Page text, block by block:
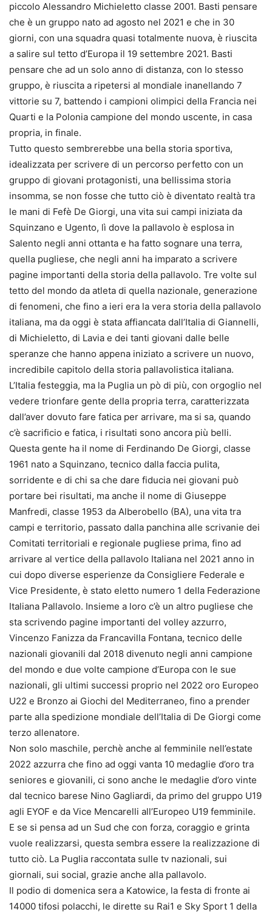
piccolo Alessandro Michieletto classe 2001. Basti pensare
che è un gruppo nato ad agosto nel 2021 e che in 30
giorni, con una squadra quasi totalmente nuova, è riuscita
a salire sul tetto d’Europa il 19 settembre 2021. Basti
pensare che ad un solo anno di distanza, con lo stesso
gruppo, è riuscita a ripetersi al mondiale inanellando 7
vittorie su 7, battendo i campioni olimpici della Francia nei
Quarti e la Polonia campione del mondo uscente, in casa
propria, in finale.
Tutto questo sembrerebbe una bella storia sportiva,
idealizzata per scrivere di un percorso perfetto con un
gruppo di giovani protagonisti, una bellissima storia
insomma, se non fosse che tutto ciò è diventato realtà tra
le mani di Fefè De Giorgi, una vita sui campi iniziata da
Squinzano e Ugento, lì dove la pallavolo è esplosa in
Salento negli anni ottanta e ha fatto sognare una terra,
quella pugliese, che negli anni ha imparato a scrivere
pagine importanti della storia della pallavolo. Tre volte sul
tetto del mondo da atleta di quella nazionale, generazione
di fenomeni, che fino a ieri era la vera storia della pallavolo
italiana, ma da oggi è stata affiancata dall’Italia di Giannelli,
di Michieletto, di Lavia e dei tanti giovani dalle belle
speranze che hanno appena iniziato a scrivere un nuovo,
incredibile capitolo della storia pallavolistica italiana.
L’Italia festeggia, ma la Puglia un pò di più, con orgoglio nel
vedere trionfare gente della propria terra, caratterizzata
dall’aver dovuto fare fatica per arrivare, ma si sa, quando
c’è sacrificio e fatica, i risultati sono ancora più belli.
Questa gente ha il nome di Ferdinando De Giorgi, classe
1961 nato a Squinzano, tecnico dalla faccia pulita,
sorridente e di chi sa che dare fiducia nei giovani può
portare bei risultati, ma anche il nome di Giuseppe
Manfredi, classe 1953 da Alberobello (BA), una vita tra
campi e territorio, passato dalla panchina alle scrivanie dei
Comitati territoriali e regionale pugliese prima, fino ad
arrivare al vertice della pallavolo Italiana nel 2021 anno in
cui dopo diverse esperienze da Consigliere Federale e
Vice Presidente, è stato eletto numero 1 della Federazione
Italiana Pallavolo. Insieme a loro c’è un altro pugliese che
sta scrivendo pagine importanti del volley azzurro,
Vincenzo Fanizza da Francavilla Fontana, tecnico delle
nazionali giovanili dal 2018 divenuto negli anni campione
del mondo e due volte campione d’Europa con le sue
nazionali, gli ultimi successi proprio nel 2022 oro Europeo
U22 e Bronzo ai Giochi del Mediterraneo, fino a prender
parte alla spedizione mondiale dell’Italia di De Giorgi come
terzo allenatore.
Non solo maschile, perchè anche al femminile nell’estate
2022 azzurra che fino ad oggi vanta 10 medaglie d’oro tra
seniores e giovanili, ci sono anche le medaglie d’oro vinte
dal tecnico barese Nino Gagliardi, da primo del gruppo U19
agli EYOF e da Vice Mencarelli all’Europeo U19 femminile.
E se si pensa ad un Sud che con forza, coraggio e grinta
vuole realizzarsi, questa sembra essere la realizzazione di
tutto ciò. La Puglia raccontata sulle tv nazionali, sui
giornali, sui social, grazie anche alla pallavolo.
Il podio di domenica sera a Katowice, la festa di fronte ai
14000 tifosi polacchi, le dirette su Rai1 e Sky Sport 1 della